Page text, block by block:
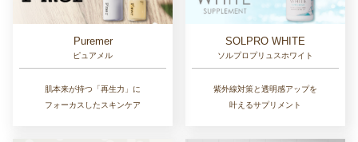
Puremer
ピュアメル
肌本来が持つ「再生力」に
フォーカスしたスキンケア
SOLPRO WHITE
ソルプロプリュスホワイト
紫外線対策と透明感アップを
叶えるサプリメント